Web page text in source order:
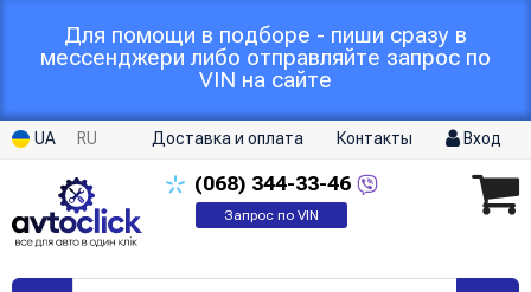
Для помощи в подборе - пиши сразу в
мессенджери либо отправляйте запрос по
VIN на сайте
UA RU Доставка и оплата Контакты Вход
(068) 344-33-46
Запрос по VIN